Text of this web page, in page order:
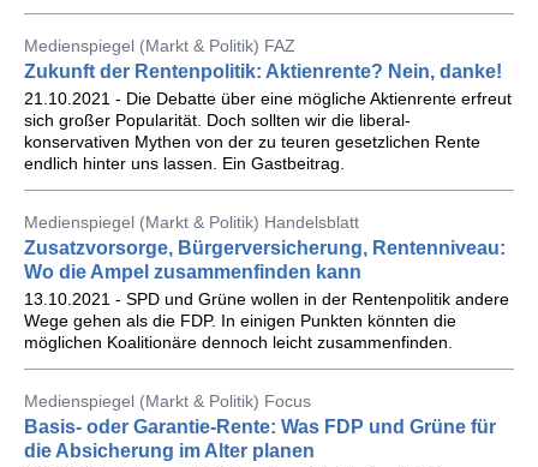
Medienspiegel (Markt & Politik) FAZ
Zukunft der Rentenpolitik: Aktienrente? Nein, danke!
21.10.2021 - Die Debatte über eine mögliche Aktienrente erfreut
sich großer Popularität. Doch sollten wir die liberal-
konservativen Mythen von der zu teuren gesetzlichen Rente
endlich hinter uns lassen. Ein Gastbeitrag.
Medienspiegel (Markt & Politik) Handelsblatt
Zusatzvorsorge, Bürgerversicherung, Rentenniveau:
Wo die Ampel zusammenfinden kann
13.10.2021 - SPD und Grüne wollen in der Rentenpolitik andere
Wege gehen als die FDP. In einigen Punkten könnten die
möglichen Koalitionäre dennoch leicht zusammenfinden.
Medienspiegel (Markt & Politik) Focus
Basis- oder Garantie-Rente: Was FDP und Grüne für
die Absicherung im Alter planen